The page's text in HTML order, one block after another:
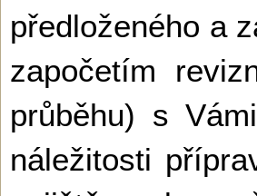
předloženého a
započetím
průběhu) s
náležitosti